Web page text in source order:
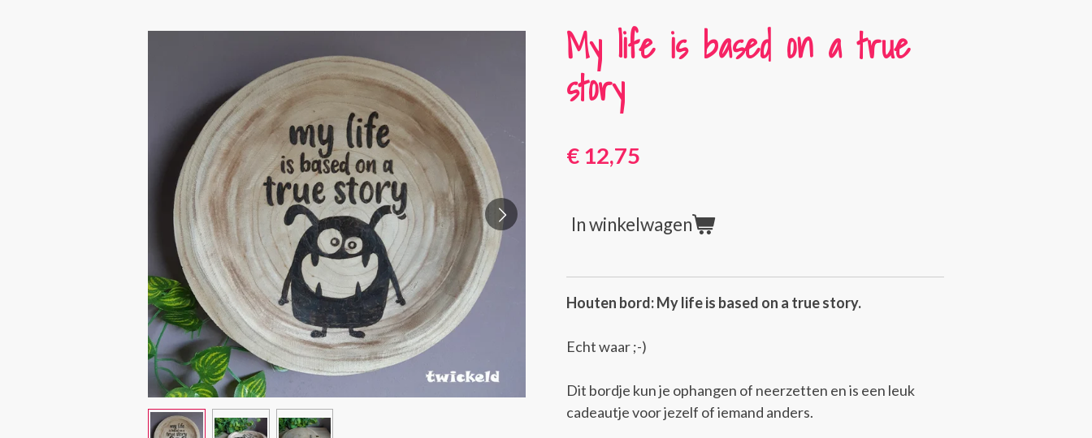
My life is based on a true
story
€ 12,75
In winkelwagen
Houten bord: My life is based on a true story.
Echt waar ;-)
Dit bordje kun je ophangen of neerzetten en is een leuk
cadeautje voor jezelf of iemand anders.